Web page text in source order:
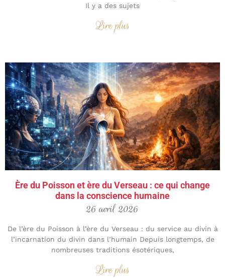
Il y a des sujets
Lire plus
Ère du Poisson et ère du Verseau : ce qui change
dans la conscience humaine
26 avril 2026
De l’ère du Poisson à l’ère du Verseau : du service au divin à
l’incarnation du divin dans l’humain Depuis longtemps, de
nombreuses traditions ésotériques,
Lire plus